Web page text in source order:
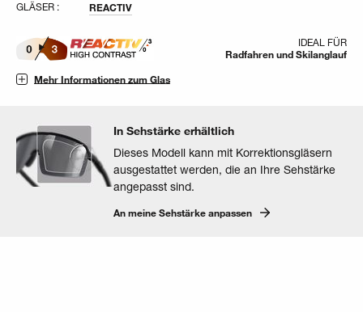
GLÄSER : REACTIV
IDEAL FÜR
Radfahren und Skilanglauf
Mehr Informationen zum Glas
In Sehstärke erhältlich
Dieses Modell kann mit Korrektionsgläsern
ausgestattet werden, die an Ihre Sehstärke
angepasst sind.
An meine Sehstärke anpassen